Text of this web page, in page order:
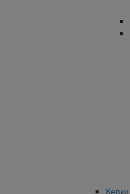
Кепки